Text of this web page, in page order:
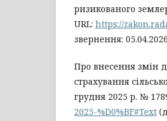
ризикованого
URL: https://
звернення:
Про внесення змін
страхування
грудня 2025 р. №
2025-%D0%BF#Text